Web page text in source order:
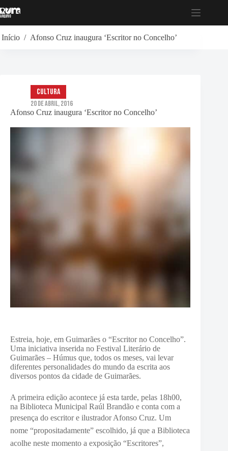
para
Início / Afonso Cruz inaugura ‘Escritor no Concelho’
Afonso Cruz inaugura ‘Escritor no Concelho’
Cultura
20 de Abril, 2016
Estreia, hoje, em Guimarães o “Escritor no Concelho”.
Uma iniciativa inserida no Festival Literário de
Guimarães – Húmus que, todos os meses, vai levar
diferentes personalidades do mundo da escrita aos
diversos pontos da cidade de Guimarães.
A primeira edição acontece já esta tarde, pelas 18h00,
na Biblioteca Municipal Raúl Brandão e conta com a
presença do escritor e ilustrador Afonso Cruz. Um
nome “propositadamente” escolhido, já que a Biblioteca
acolhe neste momento a exposição “Escritores”,